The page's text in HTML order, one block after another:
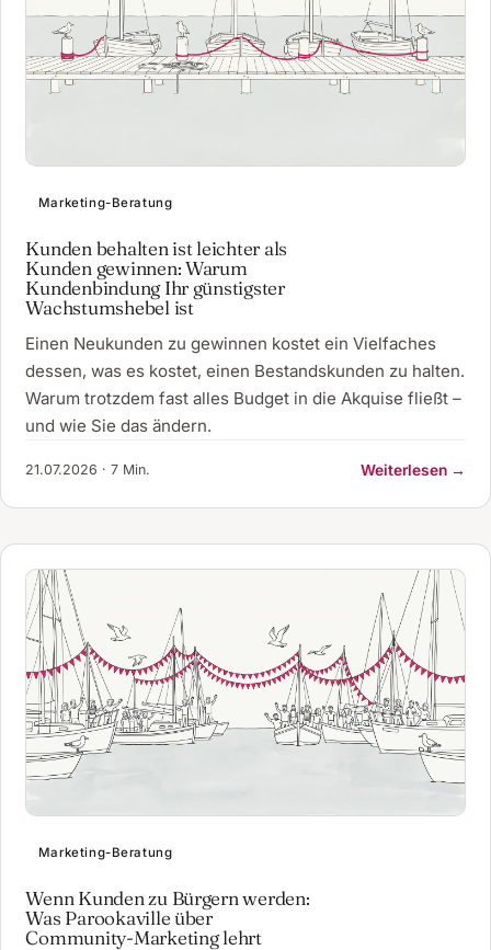
Marketing-Beratung
Kunden behalten ist leichter als
Kunden gewinnen: Warum
Kundenbindung Ihr günstigster
Wachstumshebel ist
Einen Neukunden zu gewinnen kostet ein Vielfaches
dessen, was es kostet, einen Bestandskunden zu halten.
Warum trotzdem fast alles Budget in die Akquise fließt –
und wie Sie das ändern.
21.07.2026 · 7 Min. Weiterlesen →
Marketing-Beratung
Wenn Kunden zu Bürgern werden:
Was Parookaville über
Community-Marketing lehrt